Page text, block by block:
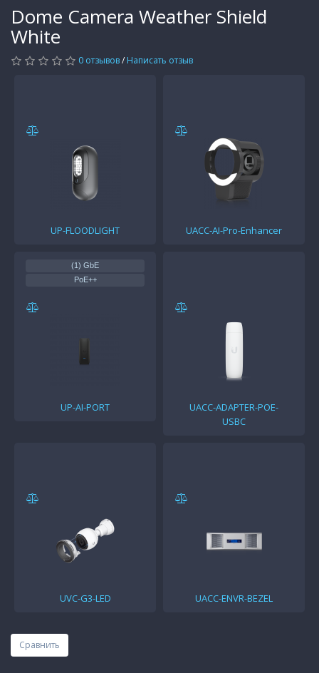
Dome Camera Weather Shield
White
0 отзывов/ Написать отзыв
UP-FLOODLIGHT UACC-AI-Pro-Enhancer
(1) GbE
PoE++
UP-AI-PORT
UACC-ADAPTER-POE-
USBC
UVC-G3-LED UACC-ENVR-BEZEL
Сравнить